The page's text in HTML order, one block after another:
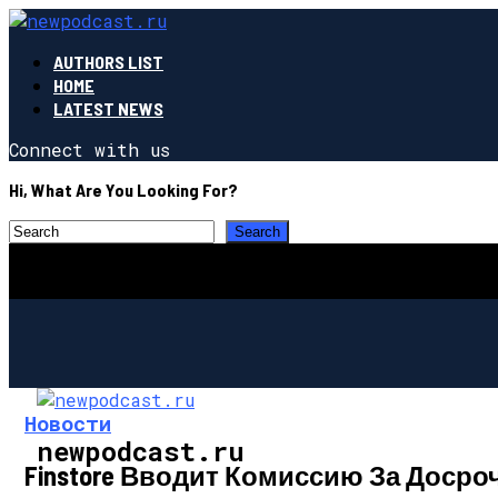
AUTHORS LIST
HOME
LATEST NEWS
Connect with us
Hi, What Are You Looking For?
newpodcast.ru
Новости
Finstore Вводит Комиссию За